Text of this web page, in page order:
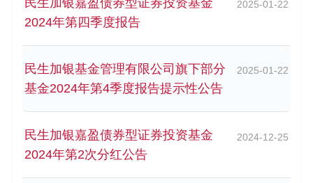
2024年第四季度报告
2025-01-22
民生加银基金管理有限公司旗下部分
基金2024年第4季度报告提示性公告
2025-01-22
民生加银嘉盈债券型证券投资基金
2024年第2次分红公告
2024-12-25